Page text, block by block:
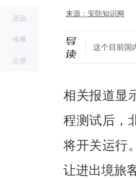
评论
收藏
点赞
来源：安防知识网
导读
这个目前国
相关报道显
程测试后，
将开关运行
让进出境旅